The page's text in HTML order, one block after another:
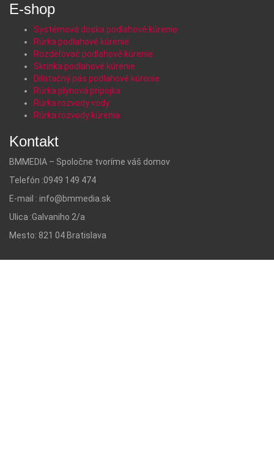
E-shop
Systémová doska podlahové kúrenie
Rúrka podlahové kúrenie
Rozdeľovač podlahové kúrenie
Skrinka podlahové kúrenie
Dilatačný pás podlahové kúrenie
Rúrka plynová prípojka
Rúrka rozvody vody
Rúrka rozvody kúrenia
Kontakt
BMMEDIA – Spoločne tvoríme váš domov
Telefón :0949 149 474
E-mail : info@bmmedia.sk
Ulica :Galvaniho 2/a
Mesto: 821 04 Bratislava